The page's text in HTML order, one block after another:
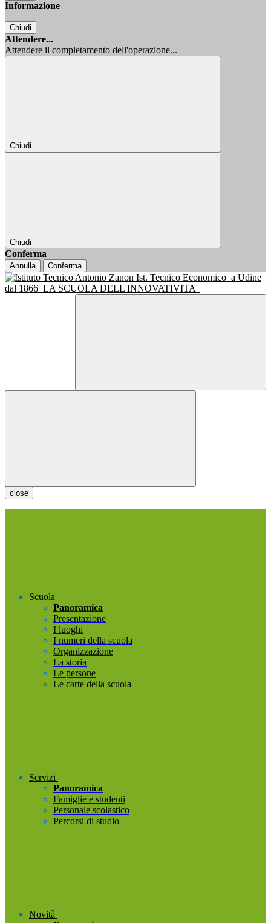
Informazione
Chiudi
Attendere...
Attendere il completamento dell'operazione...
Chiudi
Chiudi
Conferma
Annulla Conferma
Ist. Tecnico Economico a Udine
dal 1866 LA SCUOLA DELL'INNOVATIVITA'
close
Scuola
Panoramica
Presentazione
I luoghi
I numeri della scuola
Organizzazione
La storia
Le persone
Le carte della scuola
Servizi
Panoramica
Famiglie e studenti
Personale scolastico
Percorsi di studio
Novità